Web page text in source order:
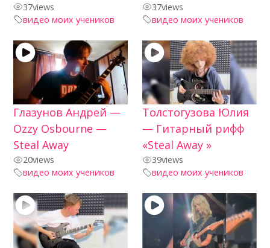
37views
видео моих учеников
37views
видео моих учеников
Глазунов Андрей —
Ozzy Osbourne —
Steal Away
20views
видео моих учеников
Толстогузова Юлия
— Гитарный рифф
«Steal Away »
39views
видео моих учеников